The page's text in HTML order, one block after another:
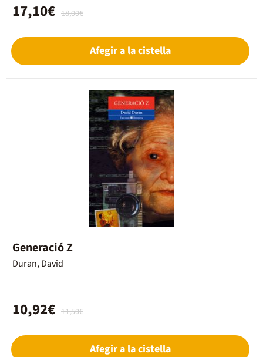
18,00€
17,10€
Afegir a la cistella
Generació Z
Duran, David
11,50€
10,92€
Afegir a la cistella